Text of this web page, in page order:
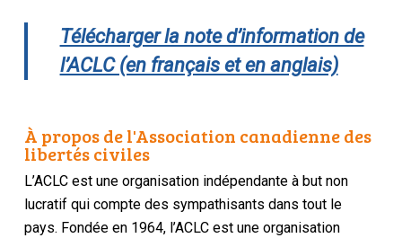
Télécharger la note d’information de
l’ACLC (en français et en anglais)
À propos de l'Association canadienne des
libertés civiles
L’ACLC est une organisation indépendante à but non
lucratif qui compte des sympathisants dans tout le
pays. Fondée en 1964, l’ACLC est une organisation